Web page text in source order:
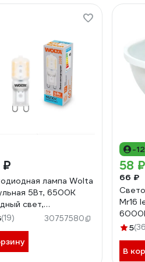
₽
лампа Wolta
5Вт, 6500К
свет,
220-240В,
форма кукуруза
JCD-5W6KG9-P
(19) 30757580
-
58 ₽
66 ₽
Mr16
5
В